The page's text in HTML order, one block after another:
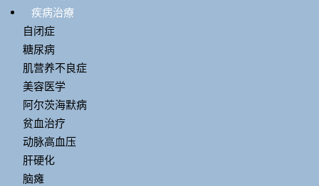
疾病治療
自闭症
糖尿病
肌营养不良症
美容医学
阿尔茨海默病
贫血治疗
动脉高血压
肝硬化
脑瘫